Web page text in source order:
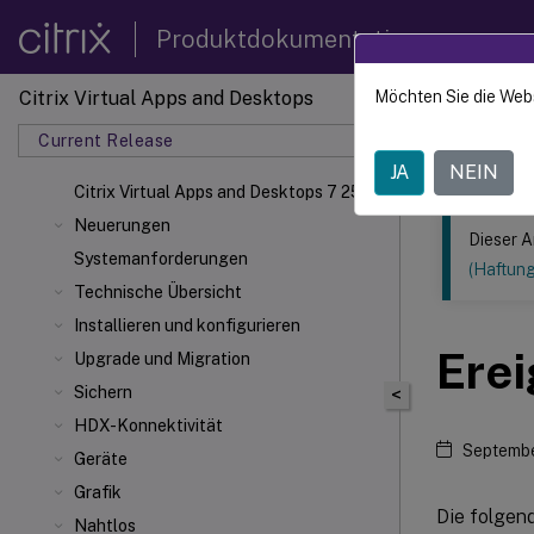
Produktdokumentation
Citrix Virtual Apps and Desktops
Current Release
Citrix Virtual Apps and Desktops 7 2511
Neuerungen
Systemanforderungen
Technische Übersicht
Installieren und konfigurieren
Upgrade und Migration
Sichern
HDX-Konnektivität
Geräte
Grafik
Nahtlos
Dieser Inhalt
Citrix
<
Dieser
Die
Möchten Sie die
JA NEIN